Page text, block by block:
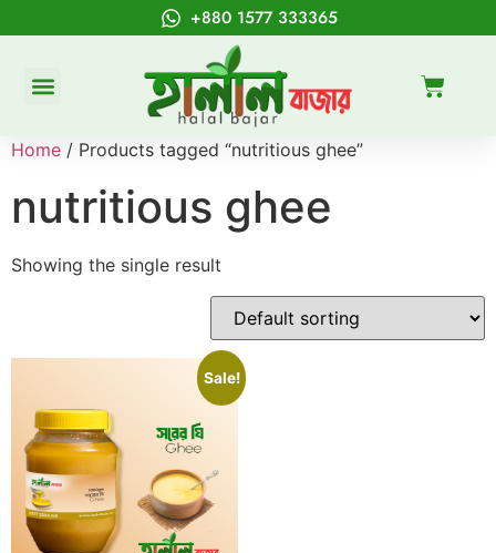
+880 1577 333365
Home / Products tagged “nutritious ghee”
nutritious ghee
Showing the single result
Sale!